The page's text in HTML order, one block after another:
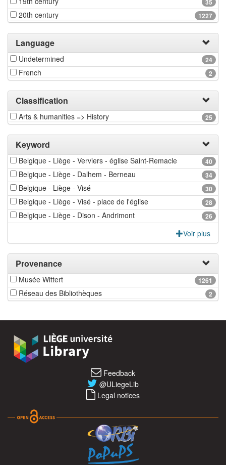
35
1227
20th century
Language
24
Undetermined
2
French
Classification
25
Arts & humanities => History
Keyword
40
Belgique - Liège - Verviers - église Saint-Remacle
34
Belgique - Liège - Dalhem - Berneau
30
Belgique - Liège - Visé
28
Belgique - Liège - Visé - place de l'église
26
Belgique - Liège - Dison - Andrimont
Voir plus
Provenance
1261
Musée Wittert
2
Réseau des Bibliothèques
Feedback
@ULiegeLib
Legal notices